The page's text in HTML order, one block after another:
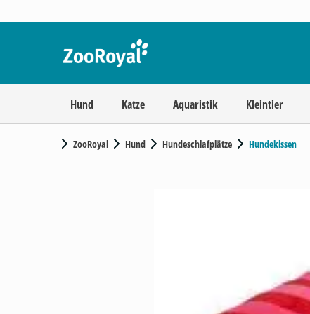
Hund Katze Aquaristik Kleintier
ZooRoyal Hund Hundeschlafplätze Hundekissen